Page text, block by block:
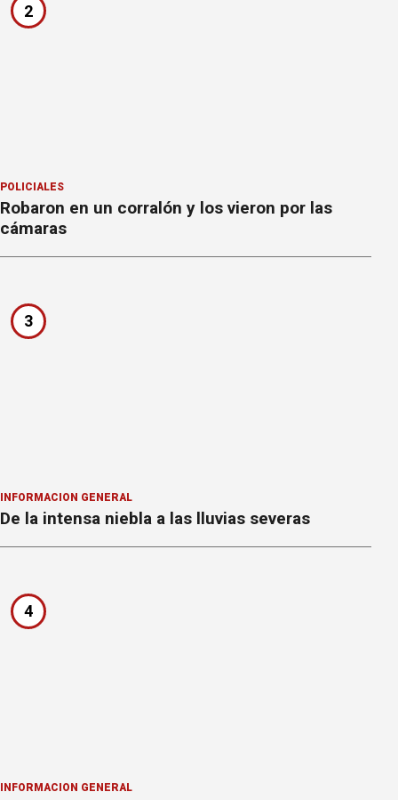
2
POLICIALES
Robaron en un corralón y los vieron por las
cámaras
3
INFORMACION GENERAL
De la intensa niebla a las lluvias severas
4
INFORMACION GENERAL